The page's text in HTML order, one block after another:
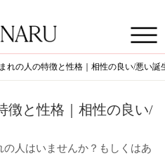
れの人の特徴と性格｜相性の良い/悪い誕
徴と性格｜相性の良い/
人はいませんか？もしくはあ